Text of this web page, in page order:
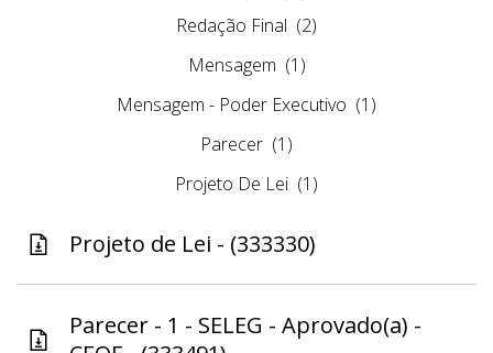
Redação Final (2)
Mensagem (1)
Mensagem - Poder Executivo (1)
Parecer (1)
Projeto De Lei (1)
Projeto de Lei - (333330)
Parecer - 1 - SELEG - Aprovado(a) -